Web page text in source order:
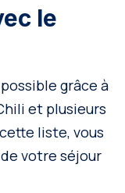
le
grâce à
et plusieurs
liste, vous
votre séjour